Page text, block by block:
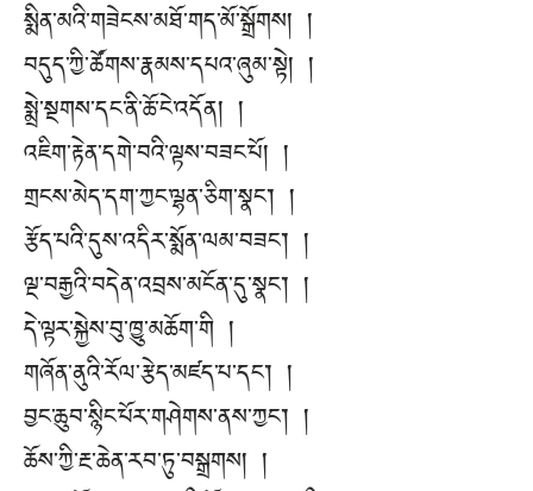
སྨིན་མའི་གཟེངས་མཐོ་གད་མོ་སྒྲོགས། །
བདུད་ཀྱི་ཚོགས་རྣམས་དཔའ་ཞུམ་སྟེ། །
སྨྲེ་སྔགས་དང་ནི་ཆོ་ངེ་འདོན། །
འཇིག་རྟེན་དགེ་བའི་ལྟས་བཟང་པོ། །
གྲངས་མེད་དག་ཀྱང་ལྷན་ཅིག་སྣང་། །
རྩོད་པའི་དུས་འདིར་སྨོན་ལམ་བཟང་། །
ལྔ་བརྒྱའི་བདེན་འབྲས་མངོན་དུ་སྣང་། །
དེ་ལྟར་སྐྱེས་བུ་ཁྱུ་མཆོག་གི །
གཞོན་ནུའི་རོལ་རྩེད་མཛད་པ་དང་། །
བྱང་ཆུབ་སྙིང་པོར་གཤེགས་ནས་ཀྱང་། །
ཆོས་ཀྱི་རྔ་ཆེན་རབ་ཏུ་བསྒྲགས། །